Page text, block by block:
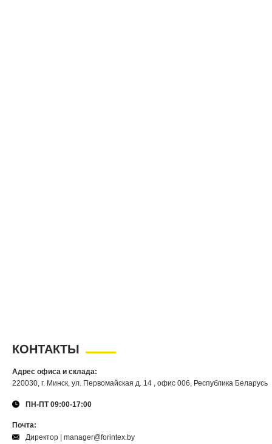
КОНТАКТЫ
Адрес офиса и склада:
220030, г. Минск, ул. Первомайская д. 14 , офис 006, Республика Беларусь
ПН-ПТ 09:00-17:00
Почта:
Директор | manager@forintex.by